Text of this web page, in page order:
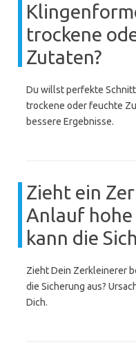
trockene
Zutaten?
Du willst perfekte
trockene oder feuchte
bessere Ergebnisse.
Zieht ein
Anlauf
kann die
Zieht Dein Zerkleinerer
die Sicherung aus?
Dich.